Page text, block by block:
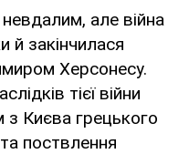
але війна
й закінчилася
Херсонесу.
тієї війни
Києва грецького
поствлення